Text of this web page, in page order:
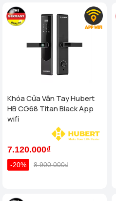
Khóa Cửa Vân Tay Hubert
HB CG68 Titan Black App
wifi
7.120.000₫
-20% 8.900.000₫